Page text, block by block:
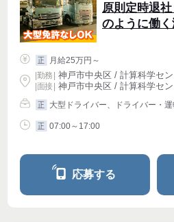
原則定時退社
のように働
正
月給25万円～
|勤務 神戸市中央区 / 計算科学センター 神
| 面接 | 神戸市中央区 / 計算科学センター 神
正 大型ドライバー、ドライバー・
正 07:00～17:00
応募する